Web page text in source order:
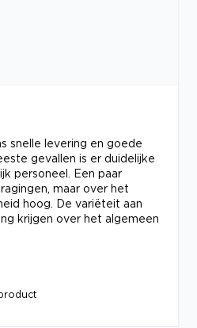
snelle levering en goede
gevallen is er duidelijke
personeel. Een paar
maar over het
hoog. De variëteit aan
krijgen over het algemeen